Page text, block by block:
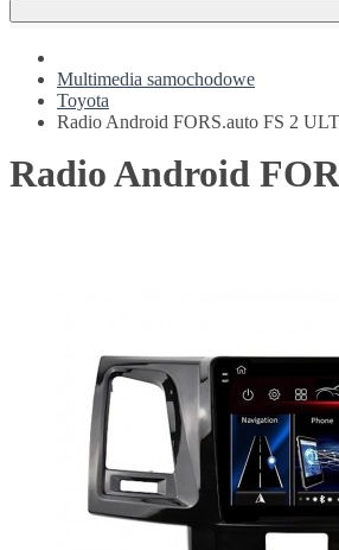
Multimedia samochodowe
Toyota
Radio Android FORS.auto FS 2
Radio Android